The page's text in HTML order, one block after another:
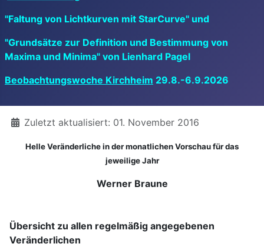
"Faltung von Lichtkurven mit StarCurve" und
"Grundsätze zur Definition und Bestimmung von
Maxima und Minima" von Lienhard Pagel
Beobachtungswoche Kirchheim 29.8.-6.9.2026
DetailsZuletzt aktualisiert: 01. November 2016
Helle Veränderliche in der monatlichen Vorschau für das
jeweilige Jahr
Werner Braune
Übersicht zu allen regelmäßig angegebenen
Veränderlichen